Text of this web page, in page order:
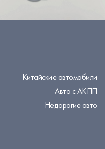
Китайские автомобили
Авто с АКПП
Недорогие авто